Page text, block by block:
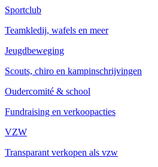
Sportclub
Teamkledij, wafels en meer
Jeugdbeweging
Scouts, chiro en kampinschrijvingen
Oudercomité & school
Fundraising en verkoopacties
VZW
Transparant verkopen als vzw